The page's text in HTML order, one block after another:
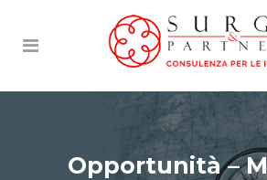
Opportunità –